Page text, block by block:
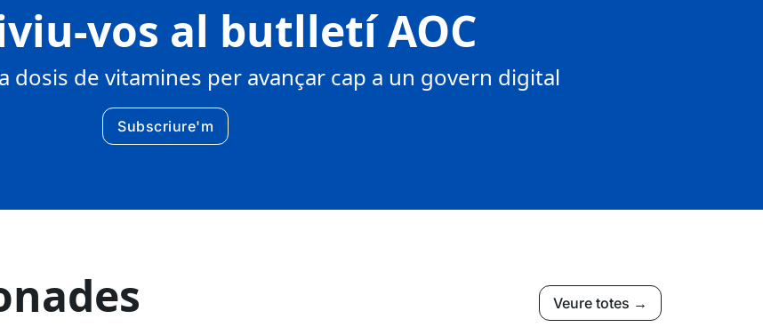
vos al butlletí AOC
dosis de vitamines per avançar cap a un govern digital
Subscriure'm
Veure totes →